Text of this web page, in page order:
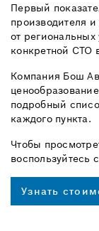
Первый
производителя
от
конкретной СТО
Компания Бош
подробный
каждого пункта.
Чтобы
воспользуйтесь
Узнать